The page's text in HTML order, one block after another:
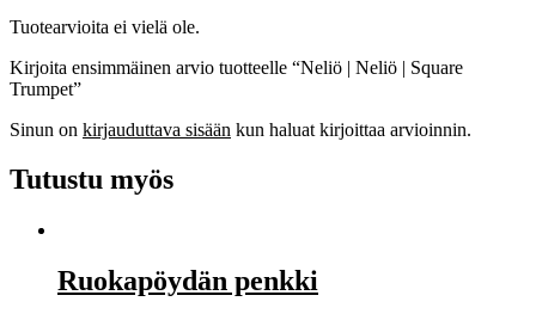
Tuotearvioita ei vielä ole.
Kirjoita ensimmäinen arvio tuotteelle “Neliö | Neliö | Square
Trumpet”
Sinun on kirjauduttava sisään kun haluat kirjoittaa arvioinnin.
Tutustu myös
Ruokapöydän penkki